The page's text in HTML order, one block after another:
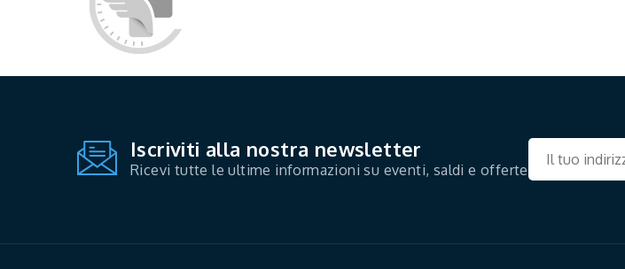
Iscriviti alla nostra newsletter
Ricevi tutte le ultime informazioni su eventi, saldi e offerte